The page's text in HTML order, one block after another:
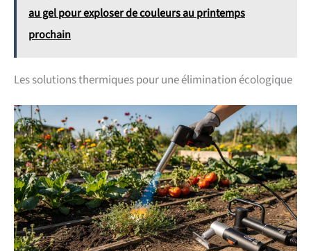
au gel pour exploser de couleurs au printemps
prochain
Les solutions thermiques pour une élimination écologique